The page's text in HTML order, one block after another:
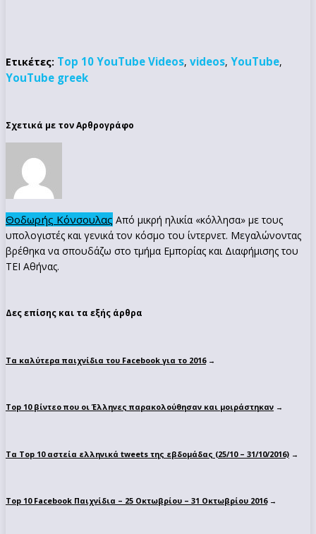
Ετικέτες: Top 10 YouTube Videos, videos, YouTube,
YouTube greek
Σχετικά με τον Αρθρογράφο
Θοδωρής Κόνσουλας Από μικρή ηλικία «κόλλησα» με τους
υπολογιστές και γενικά τον κόσμο του ίντερνετ. Μεγαλώνοντας
βρέθηκα να σπουδάζω στο τμήμα Εμπορίας και Διαφήμισης του
ΤΕΙ Αθήνας.
Δες επίσης και τα εξής άρθρα
Τα καλύτερα παιχνίδια του Facebook για το 2016→
Top 10 βίντεο που οι Έλληνες παρακολούθησαν και μοιράστηκαν →
Τα Top 10 αστεία ελληνικά tweets της εβδομάδας (25/10 – 31/10/2016) →
Top 10 Facebook Παιχνίδια – 25 Οκτωβρίου – 31 Οκτωβρίου 2016→